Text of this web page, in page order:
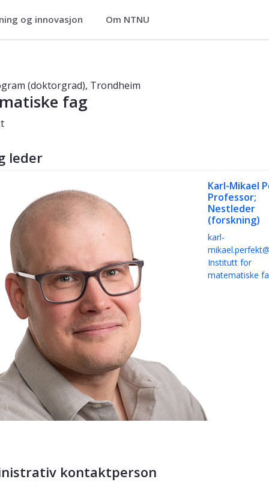
og innovasjon Om NTNU
(doktorgrad), Trondheim
fag
leder
Karl-Mikael
Professor;
Nestleder
(forskning)
karl-
Institutt for
matematiske
kontaktperson